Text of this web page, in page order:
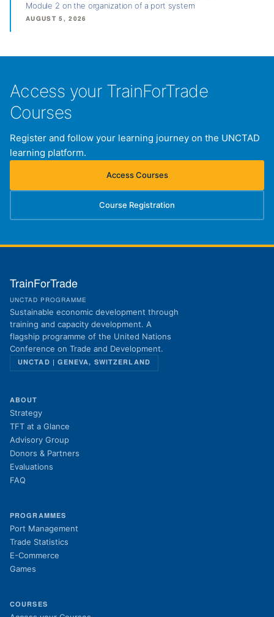
Module 2 on the organization of a port system
AUGUST 5, 2026
Access your TrainForTrade
Courses
Register and follow your learning journey on the UNCTAD
learning platform.
Access Courses
(opens in new tab)
Course Registration
(opens in new tab)
TrainForTrade
UNCTAD PROGRAMME
Sustainable economic development through
training and capacity development. A
flagship programme of the United Nations
Conference on Trade and Development.
UNCTAD | GENEVA, SWITZERLAND
ABOUT
Strategy
TFT at a Glance
Advisory Group
Donors & Partners
Evaluations
FAQ
PROGRAMMES
Port Management
Trade Statistics
E-Commerce
Games
COURSES